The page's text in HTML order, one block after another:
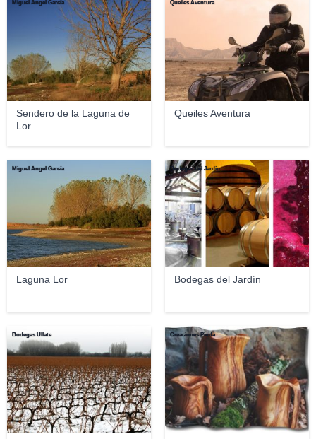
Sendero de la Laguna de
Lor
Miguel Ángel García
Queiles Aventura
Queiles Aventura
Laguna Lor
Miguel Ángel García
Bodegas del Jardín
Bodegas del Jardín
Bodegas Ullate Creaciones Pimfa